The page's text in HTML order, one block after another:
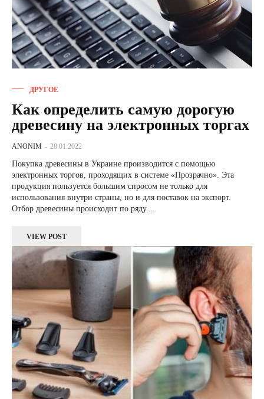
ДРУГОЕ
Как определить самую дорогую
древесину на электронных торгах
ANONIM - 28.01.2022
Покупка древесины в Украине производится с помощью
электронных торгов, проходящих в системе «Прозрачно». Эта
продукция пользуется большим спросом не только для
использования внутри страны, но и для поставок на экспорт.
Отбор древесины происходит по ряду...
VIEW POST